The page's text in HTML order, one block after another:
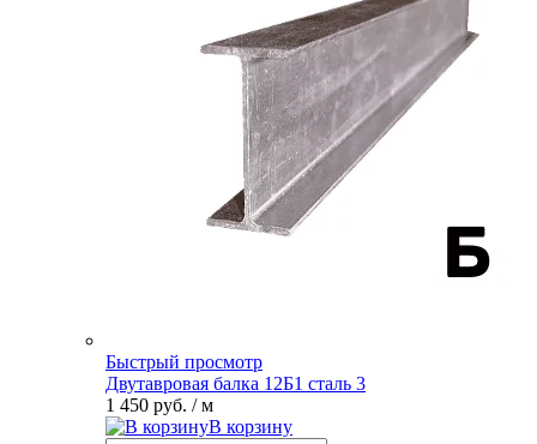
Быстрый просмотр
Двутавровая балка 12Б1 сталь 3
1 450 руб. / м
В корзину